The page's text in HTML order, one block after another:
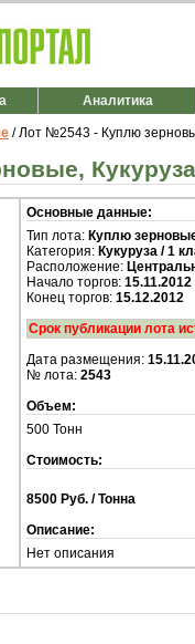
Аналитика
/ Лот №2543 - Куплю
Основные данные:
Тип лота: Куплю
Категория: Кукуруза / 1
Расположение:
Начало торгов: 15.11.2012
Конец торгов: 15.12.2012
Срок публикации лота
Дата размещения:
№ лота: 2543
Объем:
500 Тонн
Стоимость:
8500 Руб. / Тонна
Описание:
Нет описания